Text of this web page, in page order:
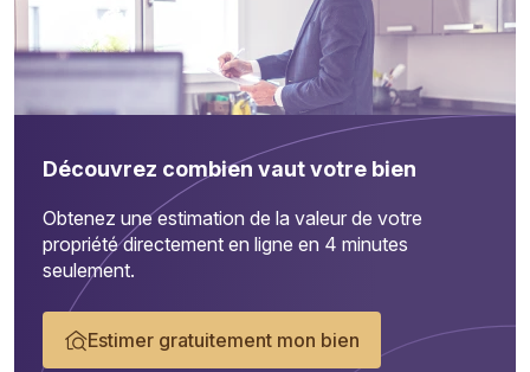
Découvrez combien vaut votre bien
Obtenez une estimation de la valeur de votre
propriété directement en ligne en 4 minutes
seulement.
Estimer gratuitement mon bien